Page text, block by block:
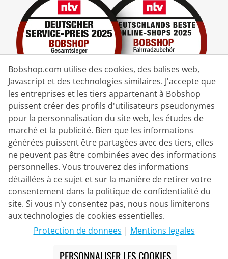
Nous Contacter
Chat en direct
Mo - Fr: 8:30 - 16:00 (HNEC)
Whatsapp
Rappel (en/de)
Partenaire de Livraison
Bobshop.com utilise des cookies, des balises web,
Javascript et des technologies similaires. J'accepte que
les entreprises et les tiers appartenant à Bobshop
puissent créer des profils d'utilisateurs pseudonymes
pour la personnalisation du site web, les études de
marché et la publicité. Bien que les informations
générées puissent être partagées avec des tiers, elles
ne peuvent pas être combinées avec des informations
personnelles. Vous trouverez des informations
détaillées à ce sujet et sur la manière de retirer votre
consentement dans la politique de confidentialité du
site. Si vous n'y consentez pas, nous nous limiterons
aux technologies de cookies essentielles.
Protection de donnees | Mentions legales
PERSONNALISER LES COOKIES